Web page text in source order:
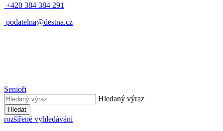
+420 384 384 291
podatelna@destna.cz
Senioři
Hledaný výraz
Hledat
rozšířené vyhledávání